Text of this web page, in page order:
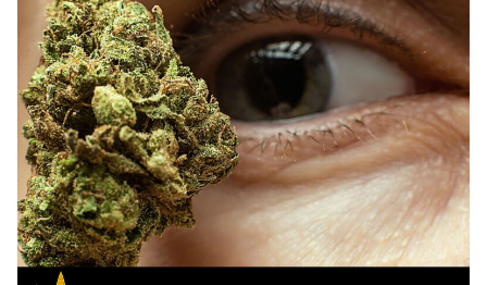
NAJLEPSZE OKAZJE
PROMOCJA TYGODNIA
Dla Początkujących
Indoor w Domu
Outdoor na Dworze